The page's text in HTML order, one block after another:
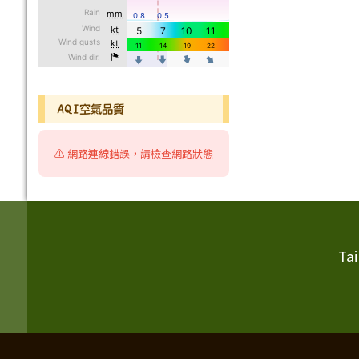
AQI空氣品質
⚠️ 網路連線錯誤，請檢查網路狀態